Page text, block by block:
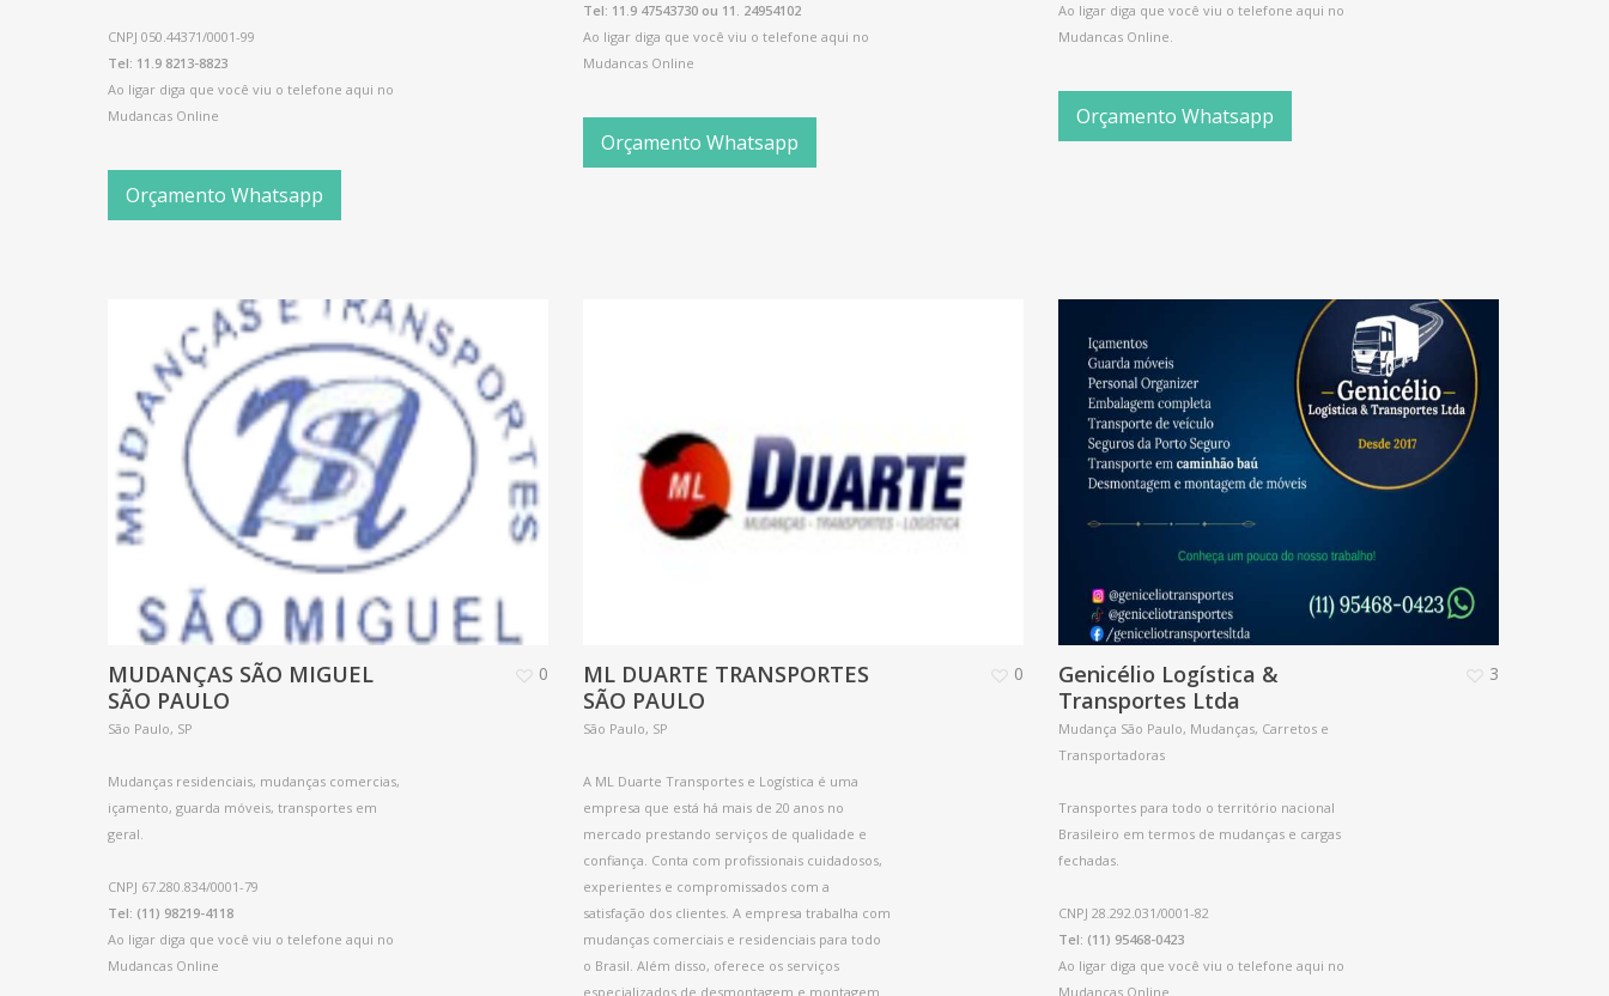
CNPJ 050.44371/0001-99
Tel: 11.9 8213-8823
Ao ligar diga que você viu o telefone aqui no
Mudancas Online
Orçamento Whatsapp
Tel: 11.9 47543730 ou 11. 24954102
Ao ligar diga que você viu o telefone aqui no
Mudancas Online
Orçamento Whatsapp
Ao ligar diga que você viu o telefone aqui no
Mudancas Online.
Orçamento Whatsapp
MUDANÇAS SÃO MIGUEL
SÃO PAULO
São Paulo, SP
Mudanças residenciais, mudanças comercias,
içamento, guarda móveis, transportes em
geral.
CNPJ 67.280.834/0001-79
Tel: (11) 98219-4118
Ao ligar diga que você viu o telefone aqui no
Mudancas Online
0
ML DUARTE TRANSPORTES
SÃO PAULO
São Paulo, SP
A ML Duarte Transportes e Logística é uma
empresa que está há mais de 20 anos no
mercado prestando serviços de qualidade e
confiança. Conta com profissionais cuidadosos,
experientes e compromissados com a
satisfação dos clientes. A empresa trabalha com
mudanças comerciais e residenciais para todo
o Brasil. Além disso, oferece os serviços
especializados de desmontagem e montagem
0
Genicélio Logística &
Transportes Ltda
Mudança São Paulo, Mudanças, Carretos e
Transportadoras
Transportes para todo o território nacional
Brasileiro em termos de mudanças e cargas
fechadas.
CNPJ 28.292.031/0001-82
Tel: (11) 95468-0423
Ao ligar diga que você viu o telefone aqui no
Mudancas Online.
3